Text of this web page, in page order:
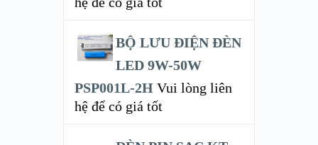
BỘ LƯU ĐIỆN ĐÈN
LED 9W-50W
PSP001L-2H Vui lòng liên
hệ để có giá tốt